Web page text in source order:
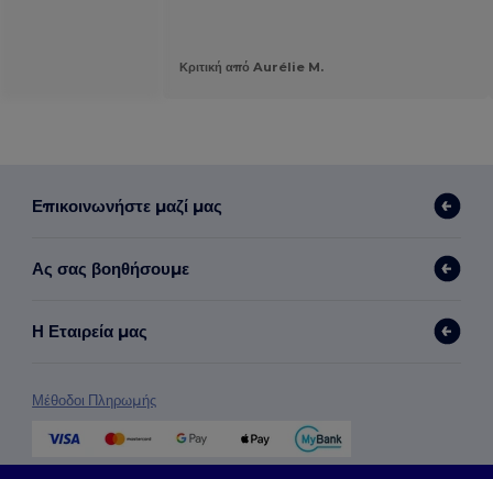
Κριτική από Aurélie M.
Επικοινωνήστε μαζί μας
Ας σας βοηθήσουμε
Η Εταιρεία μας
Μέθοδοι Πληρωμής